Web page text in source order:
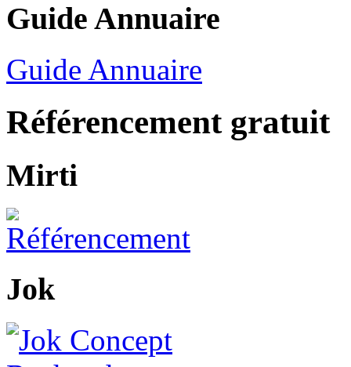
Guide Annuaire
Guide Annuaire
Référencement gratuit
Mirti
Jok